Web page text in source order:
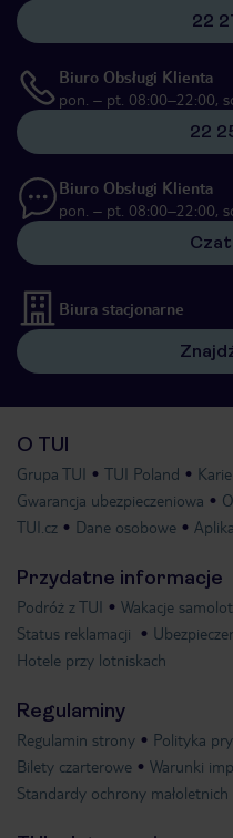
22
Biuro Obsługi Klienta
pon. – pt. 08:00–22:00,
22
Biuro Obsługi Klienta
pon. – pt. 08:00–22:00,
Czat
Biura stacjonarne
O TUI
Grupa TUI TUI Poland
Gwarancja ubezpieczeniowa
TUI.cz
Dane osobowe
Przydatne informacje
Podróż z TUI Wakacje
Status reklamacji
Hotele przy lotniskach
Regulaminy
Regulamin strony Polityka
Bilety czarterowe
Warunki
Standardy ochrony małoletnich